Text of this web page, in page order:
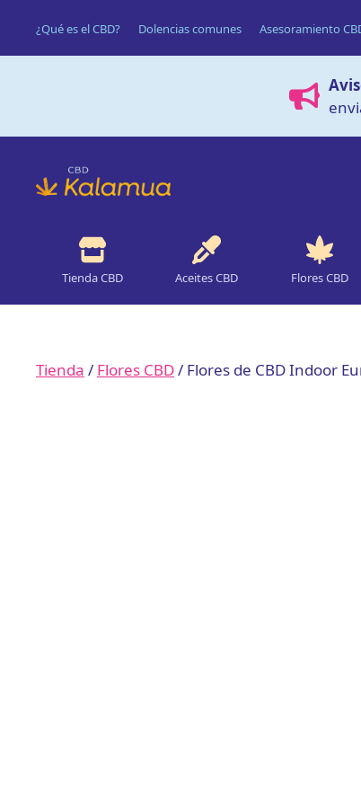
contenido
¿Qué es el CBD? Dolencias comunes Asesoramiento
Tienda CBD Aceites CBD Flores CBD
Tienda / Flores CBD/ Flores de CBD Indoor